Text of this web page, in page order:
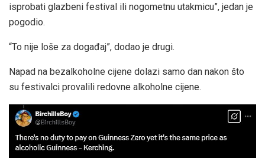
isprobati glazbeni festival ili nogometnu utakmicu”, jedan je
pogodio.
“To nije loše za događaj”, dodao je drugi.
Napad na bezalkoholne cijene dolazi samo dan nakon što
su festivalci provalili redovne alkoholne cijene.